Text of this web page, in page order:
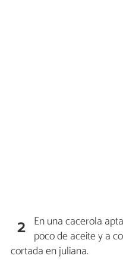
2 En una cacerola
poco de aceite y a
cortada en juliana.